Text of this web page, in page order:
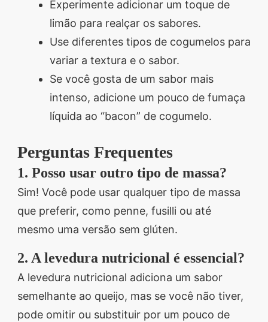
Experimente adicionar um toque de
limão para realçar os sabores.
Use diferentes tipos de cogumelos para
variar a textura e o sabor.
Se você gosta de um sabor mais
intenso, adicione um pouco de fumaça
líquida ao “bacon” de cogumelo.
Perguntas Frequentes
1. Posso usar outro tipo de massa?
Sim! Você pode usar qualquer tipo de massa
que preferir, como penne, fusilli ou até
mesmo uma versão sem glúten.
2. A levedura nutricional é essencial?
A levedura nutricional adiciona um sabor
semelhante ao queijo, mas se você não tiver,
pode omitir ou substituir por um pouco de